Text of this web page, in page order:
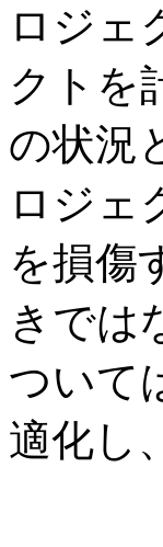
ロジェ
クトを
の状況
ロジェ
を損傷
きでは
ついて
適化し